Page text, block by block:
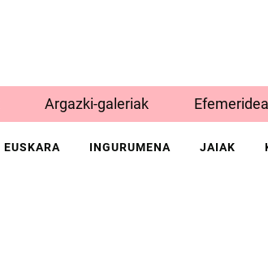
Argazki-galeriak
EUSKARA INGURUMENA JAIAK